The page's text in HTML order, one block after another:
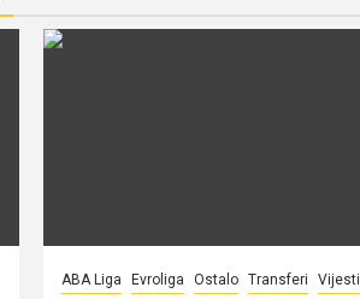
ABA Liga Evroliga Ostalo Transferi Vijesti